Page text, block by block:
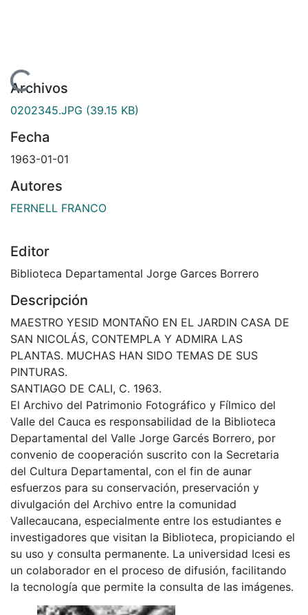
Archivos
0202345.JPG (39.15 KB)
Fecha
1963-01-01
Autores
FERNELL FRANCO
Editor
Biblioteca Departamental Jorge Garces Borrero
Descripción
MAESTRO YESID MONTAÑO EN EL JARDIN CASA DE
SAN NICOLÁS, CONTEMPLA Y ADMIRA LAS
PLANTAS. MUCHAS HAN SIDO TEMAS DE SUS
PINTURAS.
SANTIAGO DE CALI, C. 1963.
El Archivo del Patrimonio Fotográfico y Fílmico del
Valle del Cauca es responsabilidad de la Biblioteca
Departamental del Valle Jorge Garcés Borrero, por
convenio de cooperación suscrito con la Secretaria
del Cultura Departamental, con el fin de aunar
esfuerzos para su conservación, preservación y
divulgación del Archivo entre la comunidad
Vallecaucana, especialmente entre los estudiantes e
investigadores que visitan la Biblioteca, propiciando el
su uso y consulta permanente. La universidad Icesi es
un colaborador en el proceso de difusión, facilitando
la tecnología que permite la consulta de las imágenes.